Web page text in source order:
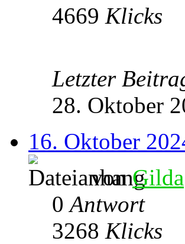
4669 Klicks
Letzter
28. Oktober
16. Oktober
vonGilda
0Antwort
3268 Klicks